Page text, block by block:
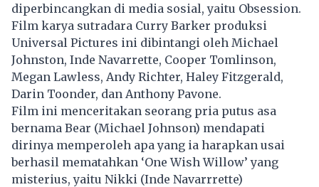
diperbincangkan di media sosial, yaitu Obsession.
Film karya sutradara Curry Barker produksi
Universal Pictures ini dibintangi oleh Michael
Johnston, Inde Navarrette, Cooper Tomlinson,
Megan Lawless, Andy Richter, Haley Fitzgerald,
Darin Toonder, dan Anthony Pavone.
Film ini menceritakan seorang pria putus asa
bernama Bear (Michael Johnson) mendapati
dirinya memperoleh apa yang ia harapkan usai
berhasil mematahkan ‘One Wish Willow’ yang
misterius, yaitu Nikki (Inde Navarrrette)